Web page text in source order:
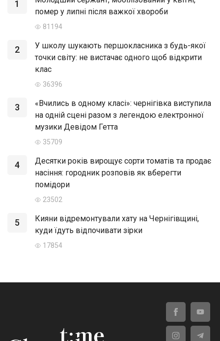
1
помер у липні після важкої хвороби
81194
2
У школу шукають першокласника з будь-якої
точки світу: не вистачає одного щоб відкрити
клас
36396
3
«Вчились в одному класі»: чернігівка виступила
на одній сцені разом з легендою електронної
музики Девідом Гетта
35709
4
Десятки років вирощує сорти томатів та продає
насіння: городник розповів як вберегти
помідори
23502
5
Кияни відремонтували хату на Чернігівщині,
куди їдуть відпочивати зірки
17854